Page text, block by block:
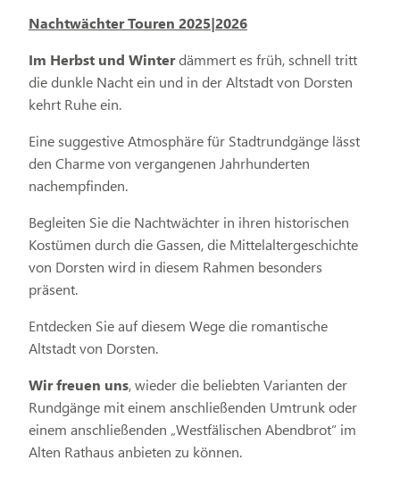
Nachtwächter Touren 2025|2026
Im Herbst und Winterdämmert es früh, schnell tritt
die dunkle Nacht ein und in der Altstadt von Dorsten
kehrt Ruhe ein.
Eine suggestive Atmosphäre für Stadtrundgänge lässt
den Charme von vergangenen Jahrhunderten
nachempfinden.
Begleiten Sie die Nachtwächter in ihren historischen
Kostümen durch die Gassen, die Mittelaltergeschichte
von Dorsten wird in diesem Rahmen besonders
präsent.
Entdecken Sie auf diesem Wege die romantische
Altstadt von Dorsten.
Wir freuen uns, wieder die beliebten Varianten der
Rundgänge mit einem anschließenden Umtrunk oder
einem anschließenden „Westfälischen Abendbrot“ im
Alten Rathaus anbieten zu können.